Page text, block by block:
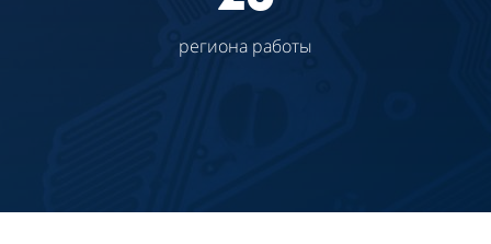
региона работы